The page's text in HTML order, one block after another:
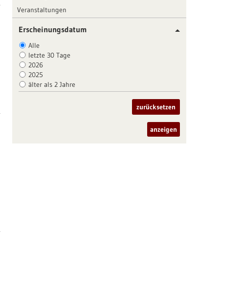
Veranstaltungen
Erscheinungsdatum
Alle
letzte 30 Tage
2026
2025
älter als 2 Jahre
zurücksetzen
anzeigen